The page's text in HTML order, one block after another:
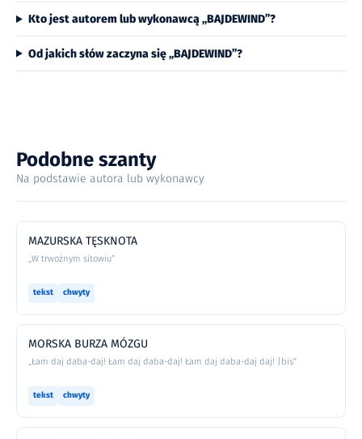
Kto jest autorem lub wykonawcą „BAJDEWIND”?
Od jakich słów zaczyna się „BAJDEWIND”?
Podobne szanty
Na podstawie autora lub wykonawcy
MAZURSKA TĘSKNOTA
„W trwożnym sitowiu”
tekst chwyty
MORSKA BURZA MÓZGU
„Łam daj daba-daj! Łam daj daba-daj! Łam daj daba-daj daj! |bis”
tekst chwyty